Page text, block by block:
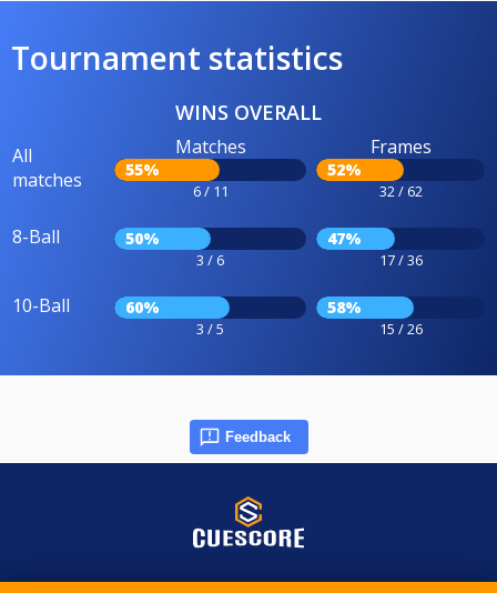
Tournament statistics
WINS OVERALL
All
matches
Matches
55%
6 / 11
Frames
52%
32 / 62
8-Ball 50%
3 / 6
47%
17 / 36
10-Ball 60%
3 / 5
58%
15 / 26
Feedback